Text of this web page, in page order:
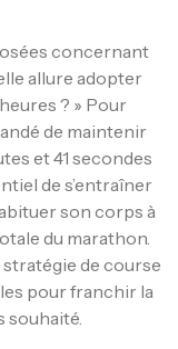
concernant
allure adopter
? » Pour
de maintenir
et 41 secondes
de s’entraîner
son corps à
du marathon.
de course
pour franchir la
souhaité.